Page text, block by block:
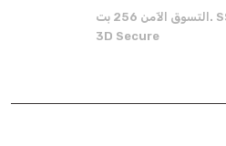
There should be other
التسوق الآمن 256 بت. SSL &
3D Secure